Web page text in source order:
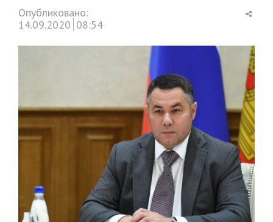
Опубликовано:
14.09.2020 08:54